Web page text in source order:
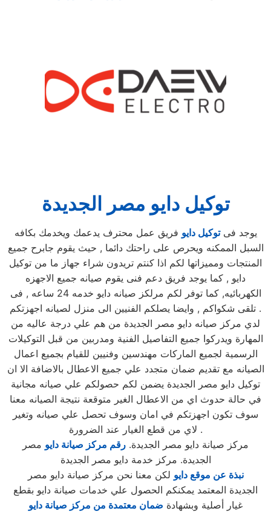
توكيل دايو مصر الجديدة
يوجد فىتوكيل دايو فريق عمل محترف يدعمك ويخدمك بكافه
السبل الممكنه ويحرص على راحتك دائما , حيث يقوم جابرح جميع
المنتجات ومميزاتها لكم اذا كنتم تريدون شراء جهاز ما من توكيل
دايو , كما يوجد فريق دعم فنى يقوم صيانه جميع الاجهزه
الكهربائيه, كما توفر لكم مرلكز صيانه دايو خدمه 24 ساعه , فى
تلقى شكواكم , وايضا يصلكم الفنيين الى منزل لصيانه اجهزتكم .
لدي مركز صيانه دايو مصر الجديدة من هم علي درجة عاليه من
المهارة ويدركوا جميع التفاصيل الفنية ومدربين من قبل التوكيلات
الرسمية لجميع الماركات مهندسين وفنيين للقيام بجميع اعمال
الصيانه مع تقديم ضمان متجدد علي جميع الاعطال بالاضافة الا ان
توكيل دايو مصر الجديدة يضمن لكم حصولكم علي صيانه مجانية
في حالة حدوث اي من الاعطال الغير متوقعة نتيجة الصيانه معنا
سوف تكون اجهزتكم في امان وسوف تحصل علي صيانه وتغير
لاي من قطع الغيار عند الضرورة .
مركز صيانة دايو مصر الجديدة. رقم مركز صيانة دايو مصر
الجديدة. مركز خدمة دايو مصر الجديدة
نبذة عن موقع دايو لكن معنا نحن مركز صيانة دايو مصر
الجديدة المعتمد يمكنكم الحصول علي خدمات صيانة دايو بقطع
غيار أصلية وبشهادة ضمان معتمدة من مركز صيانة دايو